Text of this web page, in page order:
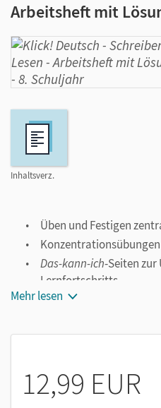
Inhaltsverz.
Arbeitsheft mit
Üben und Festigen
Konzentrationsübungen
Das-kann-ich-Seiten zur
Lernfortschritts
Ab Band 9: integriertes
Mehr lesen
12,99 EUR